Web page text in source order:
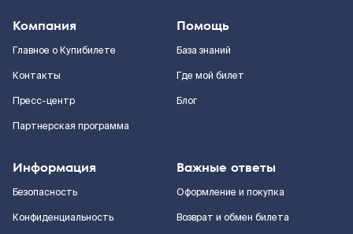
Компания
Главное о Купибилете
Контакты
Пресс-центр
Партнерская программа
Помощь
База знаний
Где мой билет
Блог
Информация
Безопасность
Конфиденциальность
Важные ответы
Оформление и покупка
Возврат и обмен билета